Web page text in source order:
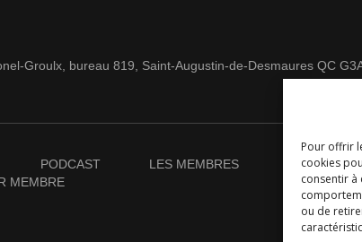
Pour offrir
cookies
consentir à
ou de
Groulx, bureau 819, Saint-Augustin-de-Desmaures QC
PODCAST LES MEMBRES NOUVELLES
MEMBRE